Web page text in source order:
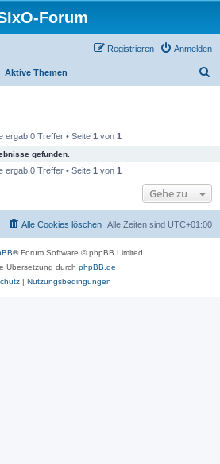
Forum
Anmelden
Registrieren
Aktive Themen
ergab 0 Treffer • Seite 1 von 1
gefunden.
ergab 0 Treffer • Seite 1 von 1
Gehe zu
Alle Zeiten sind UTC+01:00
Alle Cookies löschen
® Forum Software © phpBB Limited
Übersetzung durch phpBB.de
| Nutzungsbedingungen